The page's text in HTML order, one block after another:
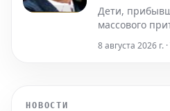
Дети,
массового
что Сантьяго
8 августа 2026
НОВОСТИ